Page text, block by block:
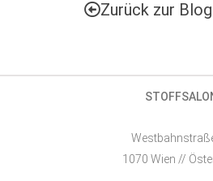
Zurück zur
1070 Wien //